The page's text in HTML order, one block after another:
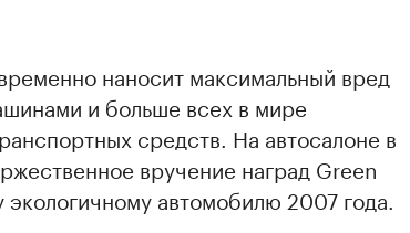
наносит максимальный вред
и больше всех в мире
средств. На автосалоне в
вручение наград Green
автомобилю 2007 года.